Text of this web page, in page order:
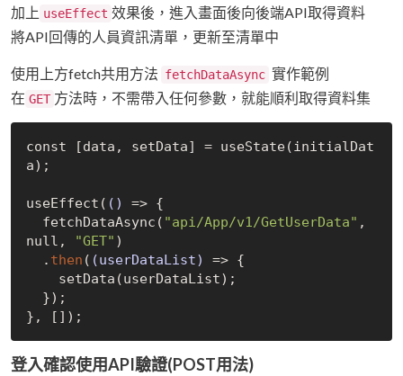
加上 useEffect 效果後，進入畫面後向後端API取得資料
將API回傳的人員資訊清單，更新至清單中
使用上方fetch共用方法 fetchDataAsync 實作範例
在 GET 方法時，不需帶入任何參數，就能順利取得資料集
const [data, setData] = useState(initialDat
a);
useEffect( () => {
  fetchDataAsync(
"api/App/v1/GetUserData"
null , "GET" )
  .
then ( (userDataList) => {
登入確認使用API驗證(POST用法)